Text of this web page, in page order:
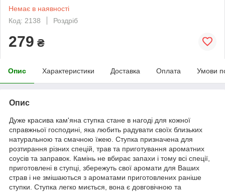
Немає в наявності
Код: 2138
Роздріб
279 ₴
Опис Характеристики Доставка Оплата Умови
Опис
Дуже красива кам'яна ступка стане в нагоді для кожної
справжньої господині, яка любить радувати своїх близьких
натуральною та смачною їжею. Ступка призначена для
розтирання різних спецій, трав та приготування ароматних
соусів та заправок. Камінь не вбирає запахи і тому всі спеції,
приготовлені в ступці, збережуть свої аромати для Ваших
страв і не змішаються з ароматами приготовлених раніше
ступки. Ступка легко миється, вона є довговічною та